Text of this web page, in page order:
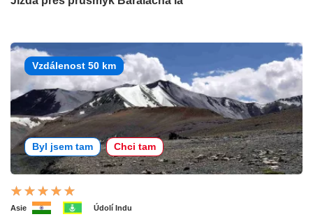
Vzdálenost 50 km
Byl jsem tam Chci tam
Asie Údolí Indu